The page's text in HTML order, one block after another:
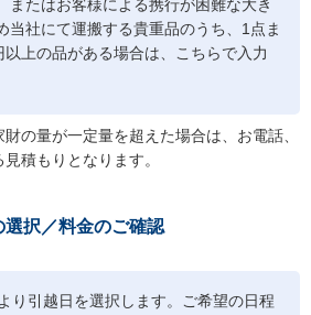
またはお客様による携行が困難な大き
当社にて運搬する貴重品のうち、1点ま
以上の品がある場合は、こちらで入力
の量が一定量を超えた場合は、お電話、
積もりとなります。
選択／料金のご確認
り引越日を選択します。ご希望の日程